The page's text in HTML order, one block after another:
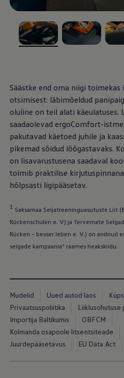
Lisavarustus ja teenindus
Volkswageni
Ülevaatus
Remont ja
Lisatarvikud
Sise- ja väliskaitse
Transpordi- ja
Meelelahutus ja
Isikupärastamine
Seinalaadija ja
Klienditeave
Ringlussevõtt ja
Hoiatus- ja
Teie
Teie
myVolkswagen
Takata turvapadja
, /
Säästke end oma niigi toimekas
otsimisest: läbimõeldud
oluline on teil alati käeulatuses.
saadaolevad ergoComfort-
pakutavad käetoed juhile ja
pikemad sõidud lõõgastavaks.
on lisavarustusena saadaval
toimib praktilise
hõlpsasti ligipääsetav.
1 Saksamaa Seljatreeninguasutuste Liit
Rückenschulen e. V) ja Tervemate
Rücken – besser leben e. V.) on andnud
selgade kampaania“ raames heakskiidu.
Mudelid Uued autod laos
Privaatsuspoliitika
Liiklusohutuse
Importija Baltikumis
OBFCM
Kolmanda osapoole litsentsiteade
Juurdepääsetavus
EU Data Act